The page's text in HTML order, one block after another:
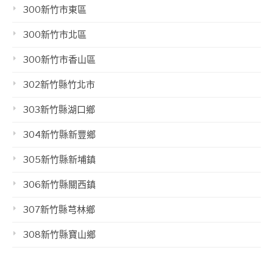
300新竹市東區
300新竹市北區
300新竹市香山區
302新竹縣竹北市
303新竹縣湖口鄉
304新竹縣新豐鄉
305新竹縣新埔鎮
306新竹縣關西鎮
307新竹縣芎林鄉
308新竹縣寶山鄉